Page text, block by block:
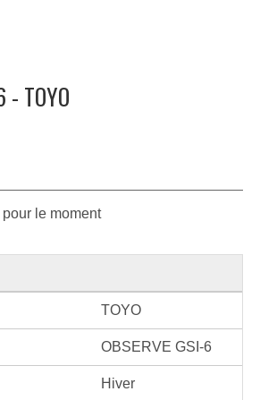
- TOYO
le moment
TOYO
OBSERVE GSI-6
Hiver